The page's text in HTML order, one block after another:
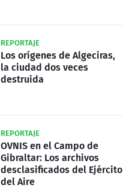
REPORTAJE
Los orígenes de Algeciras,
la ciudad dos veces
destruida
REPORTAJE
OVNIS en el Campo de
Gibraltar: Los archivos
desclasificados del Ejército
del Aire